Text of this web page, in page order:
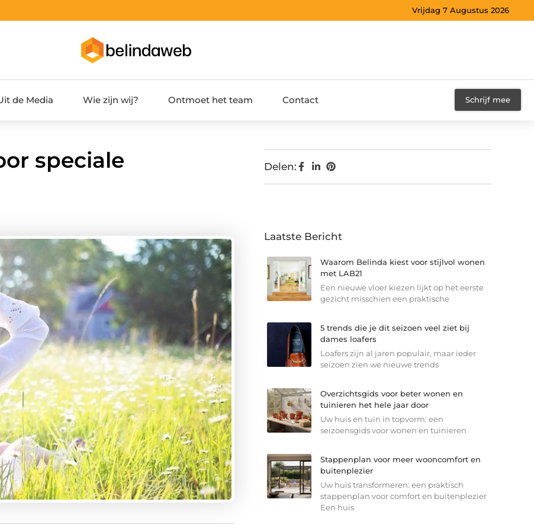
Vrijdag 7 Augustus 2026
de Media Wie zijn wij? Ontmoet het team Contact Schrijf mee
speciale
Delen:
Laatste Bericht
Waarom Belinda kiest voor stijlvol wonen
met LAB21
Een nieuwe vloer kiezen lijkt op het eerste
gezicht misschien een praktische
5 trends die je dit seizoen veel ziet bij
dames loafers
Loafers zijn al jaren populair, maar ieder
seizoen zien we nieuwe trends
Overzichtsgids voor beter wonen en
tuinieren het hele jaar door
Uw huis en tuin in topvorm: een
seizoensgids voor wonen en tuinieren
Stappenplan voor meer wooncomfort en
buitenplezier
Uw huis transformeren: een praktisch
stappenplan voor comfort en buitenplezier
Een huis